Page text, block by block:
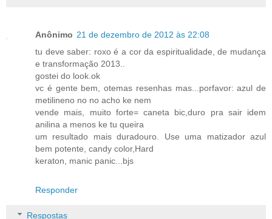
Anônimo 21 de dezembro de 2012 às 22:08
tu deve saber: roxo é a cor da espiritualidade, de mudança
e transformação 2013..
gostei do look.ok
vc é gente bem, otemas resenhas mas...porfavor: azul de
metilineno no no acho ke nem
vende mais, muito forte= caneta bic,duro pra sair idem
anilina a menos ke tu queira
um resultado mais duradouro. Use uma matizador azul
bem potente, candy color,Hard
keraton, manic panic...bjs
Responder
Respostas